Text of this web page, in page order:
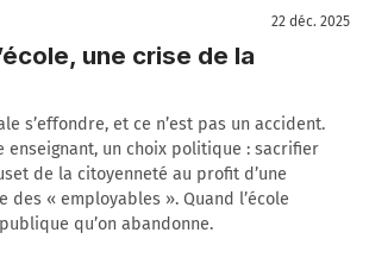
22 déc. 2025
une crise de la
s’effondre, et ce n’est pas un accident.
enseignant, un choix politique : sacrifier
de la citoyenneté au profit d’une
des « employables ». Quand l’école
qu’on abandonne.